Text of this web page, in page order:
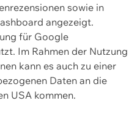
sowie in
angezeigt.
für Google
Im Rahmen der Nutzung
kann es auch zu einer
Daten an die
USA kommen.